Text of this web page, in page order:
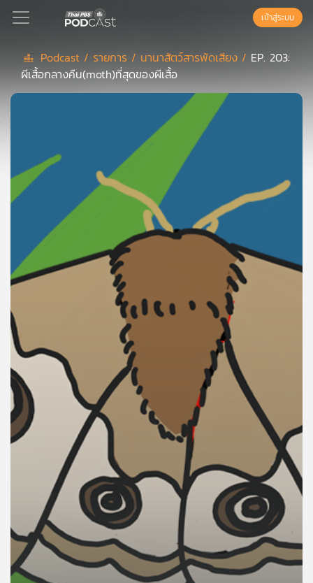
Podcast
สต์
แนะนำ
ลิ
สต์
คุณ
เพลง
บทความ
กิจกรรม
เกี่ยว
กับ
เข้าสู่ระบบ
Podcast / รายการ / นานาสัตว์สารพัดเสียง / EP. 203:
ผีเสื้อกลางคืน(moth)ที่สุดของผีเสื้อ